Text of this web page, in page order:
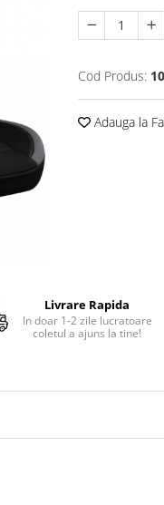
Cod Produs:
Adauga la
Livrare Rapida
In doar 1-2 zile lucratoare
coletul a ajuns la tine!